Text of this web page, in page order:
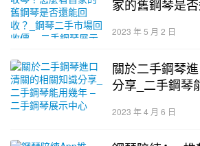
家的舊鋼琴是
中心
2023 年 5 月 2 日
關於二手鋼琴
分享_二手鋼琴
2023 年 4 月 6 日